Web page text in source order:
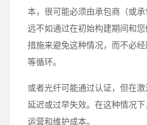
本，很可能必须由承包商（或
远不如通过在初始构建期间和
措施来避免这种情况，而不必
等循环。
或者光纤可能通过认证，但在
延迟或过早失效。在这种情况
运营和维护成本。